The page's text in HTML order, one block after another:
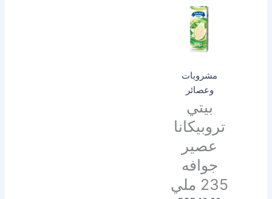
مشروبات
وعصائر
بيتي
تروبيكانا
عصير
جوافه
235 ملي